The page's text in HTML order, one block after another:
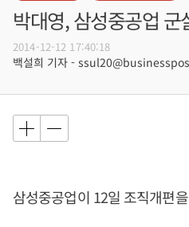
박대영, 삼성중공업 군
2014-12-12 17:40:18
백설희 기자 -
삼성중공업이 12일 조직개편